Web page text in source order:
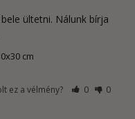
ültetni. Nálunk bírja
cm
ez a vélmény? 0 0